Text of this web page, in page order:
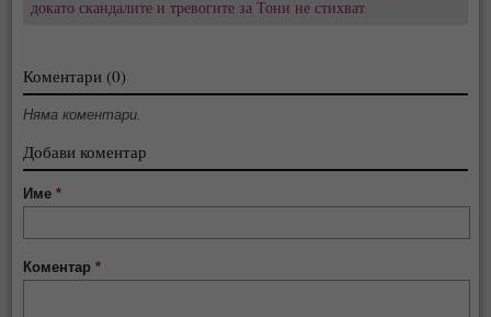
докато скандалите и тревогите за Тони не стихват
Коментари (0)
Няма коментари.
Добави коментар
Име*
Коментар*